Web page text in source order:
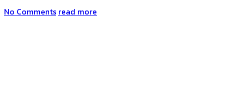
No Comments read more